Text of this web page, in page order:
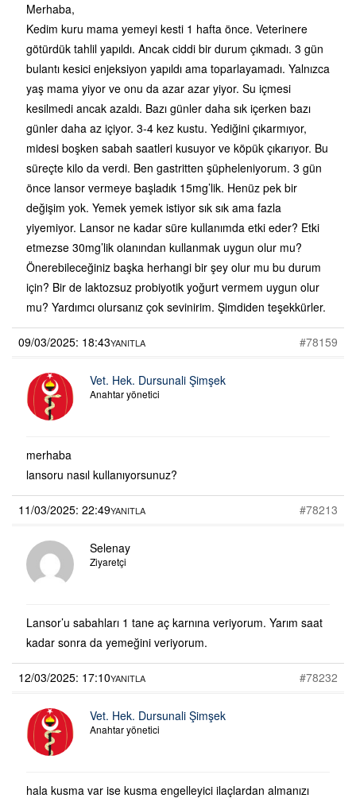
Merhaba,
Kedim kuru mama yemeyi kesti 1 hafta önce. Veterinere
götürdük tahlil yapıldı. Ancak ciddi bir durum çıkmadı. 3 gün
bulantı kesici enjeksiyon yapıldı ama toparlayamadı. Yalnızca
yaş mama yiyor ve onu da azar azar yiyor. Su içmesi
kesilmedi ancak azaldı. Bazı günler daha sık içerken bazı
günler daha az içiyor. 3-4 kez kustu. Yediğini çıkarmıyor,
midesi boşken sabah saatleri kusuyor ve köpük çıkarıyor. Bu
süreçte kilo da verdi. Ben gastritten şüpheleniyorum. 3 gün
önce lansor vermeye başladık 15mg’lik. Henüz pek bir
değişim yok. Yemek yemek istiyor sık sık ama fazla
yiyemiyor. Lansor ne kadar süre kullanımda etki eder? Etki
etmezse 30mg’lik olanından kullanmak uygun olur mu?
Önerebileceğiniz başka herhangi bir şey olur mu bu durum
için? Bir de laktozsuz probiyotik yoğurt vermem uygun olur
mu? Yardımcı olursanız çok sevinirim. Şimdiden teşekkürler.
09/03/2025: 18:43 #78159
YANITLA
Vet. Hek. Dursunali Şimşek
Anahtar yönetici
merhaba
lansoru nasıl kullanıyorsunuz?
11/03/2025: 22:49 #78213
YANITLA
Selenay
Ziyaretçi
Lansor’u sabahları 1 tane aç karnına veriyorum. Yarım saat
kadar sonra da yemeğini veriyorum.
12/03/2025: 17:10 #78232
YANITLA
Vet. Hek. Dursunali Şimşek
Anahtar yönetici
hala kusma var ise kusma engelleyici ilaçlardan almanızı